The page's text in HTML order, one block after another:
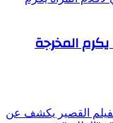
المخرجة